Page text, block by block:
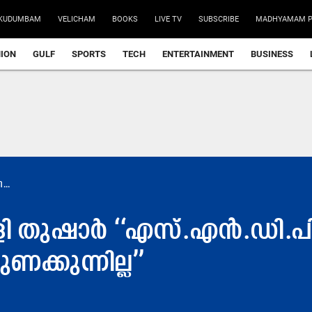
VELICHAM BOOKS LIVE TV SUBSCRIBE MADHYAMAM
GULF SPORTS TECH ENTERTAINMENT BUSINESS
തുഷാർ